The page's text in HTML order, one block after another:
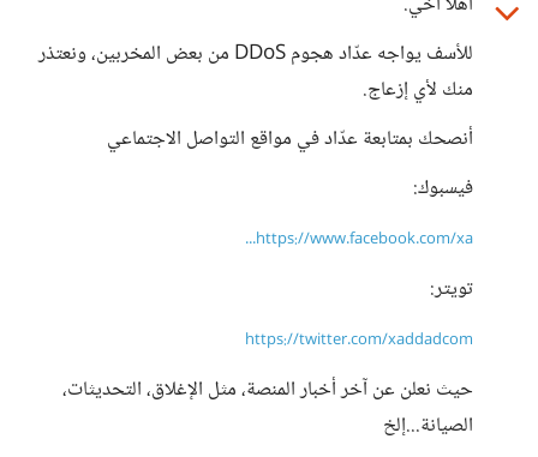
للأسف يواجه عدّاد هجوم DDoS من بعض المخربين، ونعتذر
منك لأي إزعاج.
أنصحك بمتابعة عدّاد في مواقع التواصل الاجتماعي
فيسبوك:
https://www.facebook.com/xa...
تويتر:
https://twitter.com/xaddadcom
حيث نعلن عن آخر أخبار المنصة، مثل الإغلاق، التحديثات،
الصيانة...إلخ